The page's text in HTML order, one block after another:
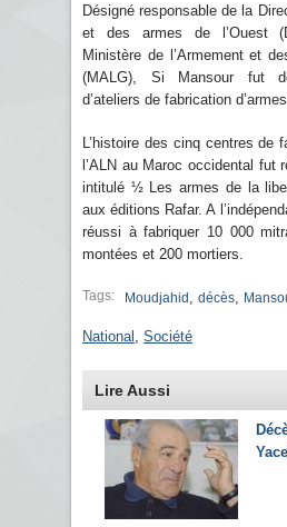
Désigné responsable de la
et des armes de l’Ouest
Ministère de l’Armement et
(MALG), Si Mansour fut
d’ateliers de fabrication
L’histoire des cinq centres de
l’ALN au Maroc occidental fut
intitulé ½ Les armes de la
aux éditions Rafar. A
réussi à fabriquer 10 000
montées et 200 mortiers.
Tags: Moudjahid décès
National Société
Lire Aussi